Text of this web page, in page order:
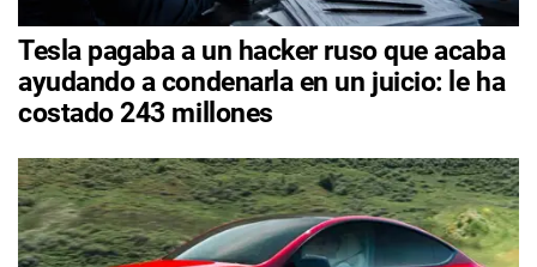
Tesla pagaba a un hacker ruso que acaba
ayudando a condenarla en un juicio: le ha
costado 243 millones